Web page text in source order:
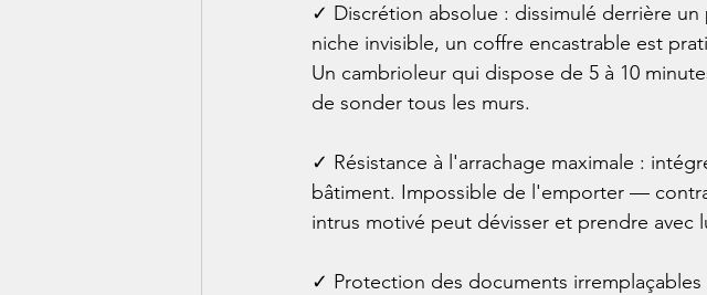
✓ Discrétion absolue : dissimulé derrière
niche invisible, un coffre encastrable est
Un cambrioleur qui dispose de 5 à 10
de sonder tous les murs.
✓ Résistance à l'arrachage maximale :
bâtiment. Impossible de l'emporter —
intrus motivé peut dévisser et prendre avec
✓ Protection des documents